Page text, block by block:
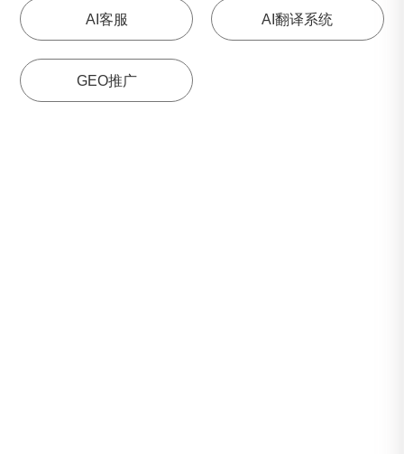
AI客服 AI翻译系统
GEO推广